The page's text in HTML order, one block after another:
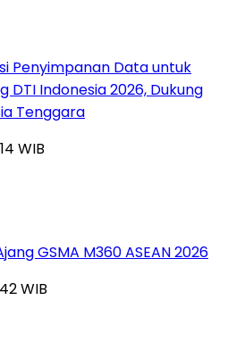
Penyimpanan Data untuk
DTI Indonesia 2026, Dukung
Tenggara
WIB
GSMA M360 ASEAN 2026
WIB